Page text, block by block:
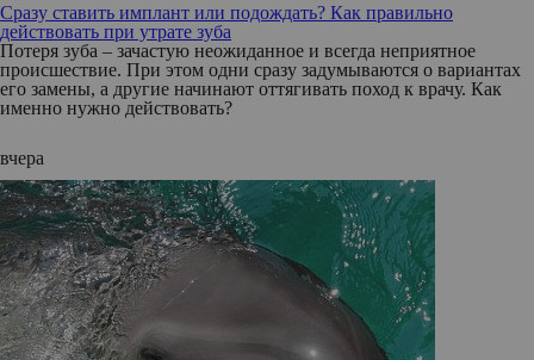
Сразу ставить имплант или подождать? Как правильно
действовать при утрате зуба
Потеря зуба – зачастую неожиданное и всегда неприятное
происшествие. При этом одни сразу задумываются о вариантах
его замены, а другие начинают оттягивать поход к врачу. Как
именно нужно действовать?
вчера